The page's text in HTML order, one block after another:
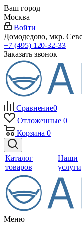
Ваш город
Москва
Войти
Домодедово, мкр.
+7 (495) 120-32-33
Заказать звонок
Сравнение0
Отложенные 0
Корзина 0
Каталог
товаров
Наши
услуги
Меню